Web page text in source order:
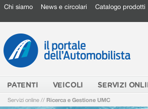
Chi siamo News e circolari Catalogo prodotti
PATENTI VEICOLI SERVIZI
Servizi online // Ricerca e Gestione UMC